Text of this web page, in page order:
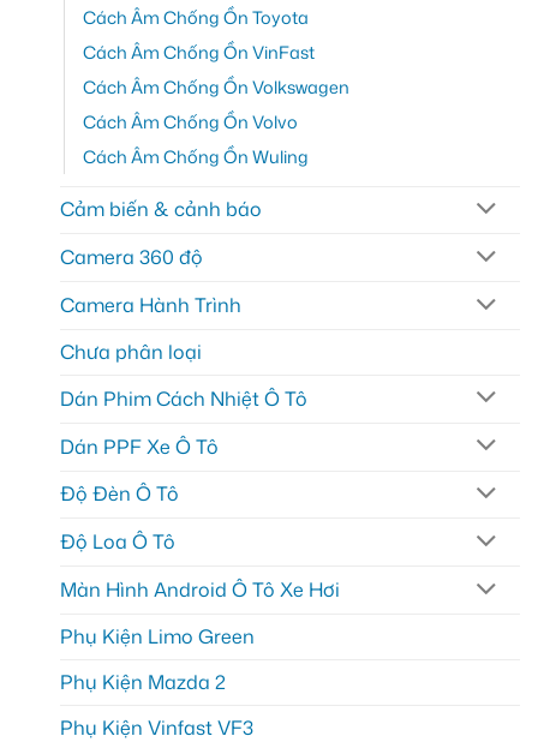
Cách Âm Chống Ồn Toyota
Cách Âm Chống Ồn VinFast
Cách Âm Chống Ồn Volkswagen
Cách Âm Chống Ồn Volvo
Cách Âm Chống Ồn Wuling
Cảm biến & cảnh báo
Camera 360 độ
Camera Hành Trình
Chưa phân loại
Dán Phim Cách Nhiệt Ô Tô
Dán PPF Xe Ô Tô
Độ Đèn Ô Tô
Độ Loa Ô Tô
Màn Hình Android Ô Tô Xe Hơi
Phụ Kiện Limo Green
Phụ Kiện Mazda 2
Phụ Kiện Vinfast VF3